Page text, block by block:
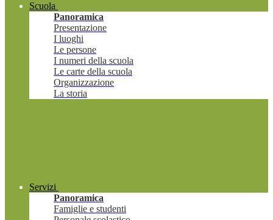
Scuola
Panoramica
Presentazione
I luoghi
Le persone
I numeri della scuola
Le carte della scuola
Organizzazione
La storia
Servizi
Panoramica
Famiglie e studenti